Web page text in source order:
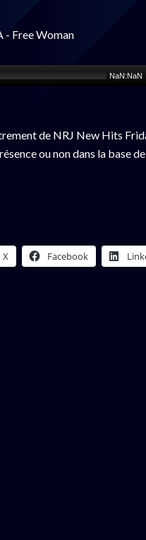
- Free Woman
NaN:NaN
de NRJ New Hits
ou non dans la base
X Facebook